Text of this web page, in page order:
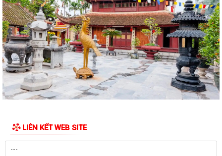
CẢI CÁCH HÀNH CHÍNH GẮN VỚI XÂY DỰNG CHÍNH QUYỀN SỐ – NỀN
TẢNG PHÁT TRIỂN BỀN VỮNG CỦA PHƯỜNG CHU...
CẢI CÁCH HÀNH CHÍNH – ĐỘNG LỰC XÂY DỰNG CHÍNH QUYỀN PHỤC
VỤ TẠI PHƯỜNG CHU VĂN AN
CHUYỂN ĐỔI SỐ – ĐỘNG LỰC THÚC ĐẨY CẢI CÁCH HÀNH CHÍNH TẠI
PHƯỜNG CHU VĂN AN
UBND PHƯỜNG CHU VĂN AN TRIỂN KHAI CÔNG TÁC ĐO ĐẠC, LẬP BẢN
ĐỒ ĐỊA CHÍNH VÀ THU GIÁ DỊCH VỤ THU GOM,...
LIÊN KẾT WEB SITE